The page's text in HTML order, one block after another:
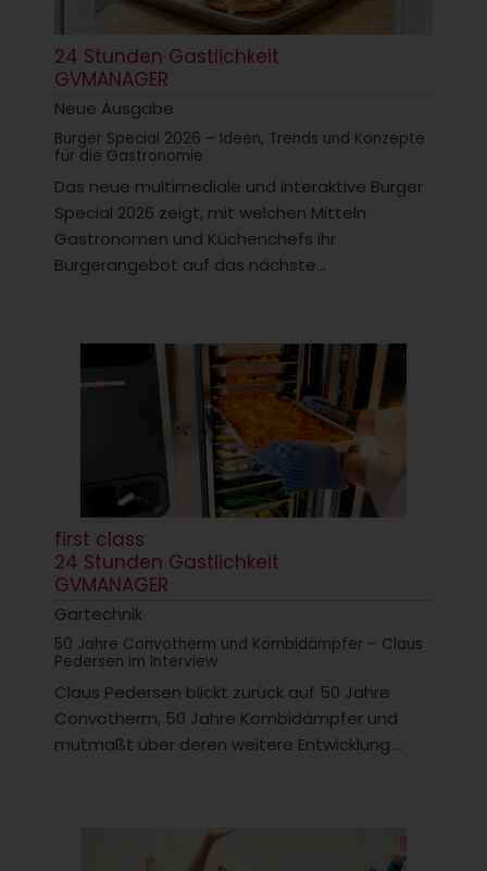
24 Stunden Gastlichkeit
GVMANAGER
Neue Ausgabe
Burger Special 2026 – Ideen, Trends und Konzepte
für die Gastronomie
Das neue multimediale und interaktive Burger
Special 2026 zeigt, mit welchen Mitteln
Gastronomen und Küchenchefs ihr
Burgerangebot auf das nächste...
first class
24 Stunden Gastlichkeit
GVMANAGER
Gartechnik
50 Jahre Convotherm und Kombidämpfer – Claus
Pedersen im Interview
Claus Pedersen blickt zurück auf 50 Jahre
Convotherm, 50 Jahre Kombidämpfer und
mutmaßt über deren weitere Entwicklung....